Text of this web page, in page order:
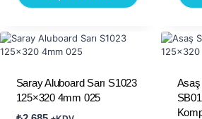
Saray Aluboard Sarı S1023
125×320 4mm 025
Asaş